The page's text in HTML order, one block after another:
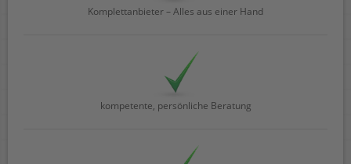
Komplettanbieter – Alles aus einer Hand
kompetente, persönliche Beratung